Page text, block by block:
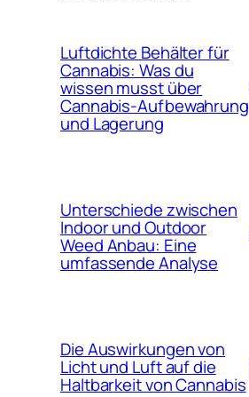
Luftdichte Behälter für
Cannabis: Was du
wissen musst über
Cannabis-Aufbewahrung
und Lagerung
Unterschiede zwischen
Indoor und Outdoor
Weed Anbau: Eine
umfassende Analyse
Die Auswirkungen von
Licht und Luft auf die
Haltbarkeit von Cannabis